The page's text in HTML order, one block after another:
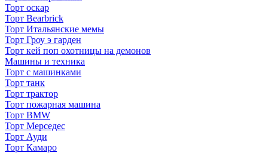
Торт оскар
Торт Bearbrick
Торт Итальянские мемы
Торт Гроу э гарден
Торт кей поп охотницы на демонов
Машины и техника
Торт с машинками
Торт танк
Торт трактор
Торт пожарная машина
Торт BMW
Торт Мерседес
Торт Ауди
Торт Камаро